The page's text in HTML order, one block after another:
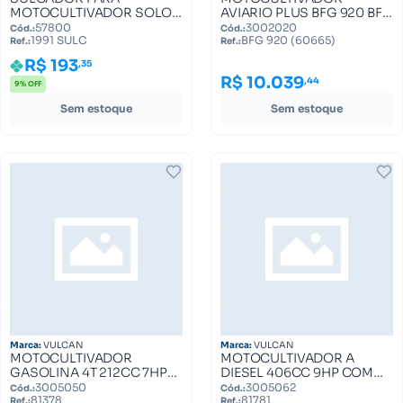
MOTOCULTIVADOR SOLO
1991 1991 SULC
Cód.:57800
Ref.:1991 SULC
R$ 193,35
9% OFF
Sem estoque
AVIARIO PLUS BFG 920 BFG
920 (60665)
Cód.:3002020
Ref.:BFG 920 (60665)
R$ 10.039,44
Sem estoque
Marca:VULCAN
MOTOCULTIVADOR
GASOLINA 4T 212CC 7HP
COM LAMINAS
Cód.:3005050
Ref.:81378
Marca:VULCAN
MOTOCULTIVADOR A
DIESEL 406CC 9HP COM
LAMINAS CULTIVADORAS
Cód.:3005062
Ref.:81781